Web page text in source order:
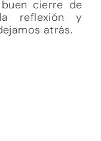
cierre de
reflexión y
atrás.